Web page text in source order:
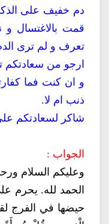
دم خفيف على
قمت بالاغتسال و
تعرف و لم ترى
ارجو من
و ان كنت فما
ذنب ام لا.
شاكر لسعادتكم
الجواب :
وعليكم السلام
الحمد لله. يحرم
حيضها في الفرج